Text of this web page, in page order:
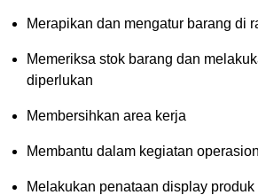
Merapikan dan mengatur barang di
Memeriksa stok barang dan
diperlukan
Membersihkan area kerja
Membantu dalam kegiatan
Melakukan penataan display